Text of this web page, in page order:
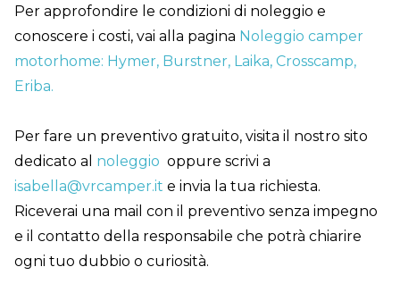
Per approfondire le condizioni di noleggio e
conoscere i costi, vai alla pagina Noleggio camper
motorhome: Hymer, Burstner, Laika, Crosscamp,
Eriba.
Per fare un preventivo gratuito, visita il nostro sito
dedicato al noleggio oppure scrivi a
isabella@vrcamper.it e invia la tua richiesta.
Riceverai una mail con il preventivo senza impegno
e il contatto della responsabile che potrà chiarire
ogni tuo dubbio o curiosità.